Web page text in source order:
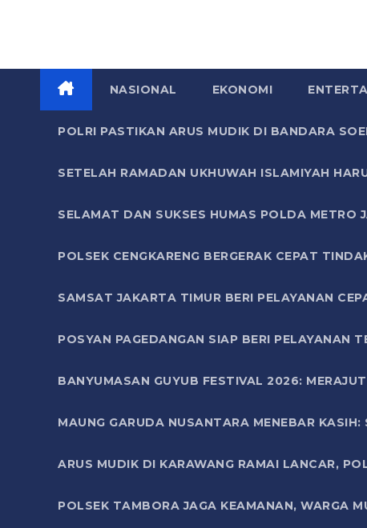
NASIONAL EKONOMI
POLRI PASTIKAN ARUS MUDIK DI BANDARA
SETELAH RAMADAN UKHUWAH ISLAMIYAH
SELAMAT DAN SUKSES HUMAS POLDA METRO
POLSEK CENGKARENG BERGERAK CEPAT
SAMSAT JAKARTA TIMUR BERI PELAYANAN
POSYAN PAGEDANGAN SIAP BERI PELAYANAN
BANYUMASAN GUYUB FESTIVAL 2026:
MAUNG GARUDA NUSANTARA MENEBAR
ARUS MUDIK DI KARAWANG RAMAI LANCAR,
POLSEK TAMBORA JAGA KEAMANAN, WARGA